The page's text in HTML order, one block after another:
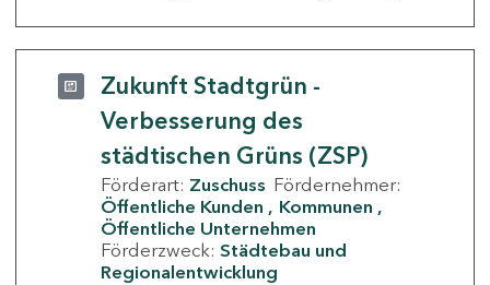
Zukunft Stadtgrün -
Verbesserung des
städtischen Grüns (ZSP)
Förderart: Zuschuss Fördernehmer:
Öffentliche Kunden
Kommunen
Öffentliche Unternehmen
Förderzweck: Städtebau und
Regionalentwicklung